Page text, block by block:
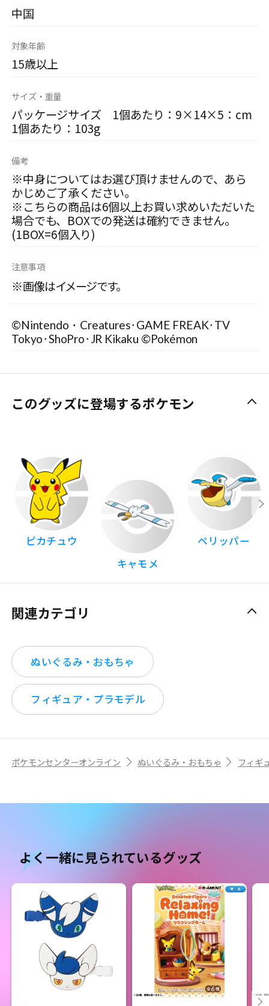
中国
対象年齢
15歳以上
サイズ・重量
パッケージサイズ 1個あたり：9×14×5：cm
1個あたり：103g
備考
※中身についてはお選び頂けませんので、あら
かじめご了承ください。
※こちらの商品は6個以上お買い求めいただいた
場合でも、BOXでの発送は確約できません。
(1BOX=6個入り)
注意事項
※画像はイメージです。
©Nintendo・Creatures･GAME FREAK･TV
Tokyo･ShoPro･JR Kikaku ©Pokémon
このグッズに登場するポケモン
ピカチュウ
キャモメ
ペリッパー
関連カテゴリ
ぬいぐるみ・おもちゃ
フィギュア・プラモデル
ポケモンセンターオンライン ぬいぐるみ・おもちゃ フィギ
よく一緒に見られているグッズ